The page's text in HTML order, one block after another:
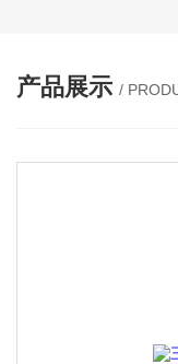
产品展示 /